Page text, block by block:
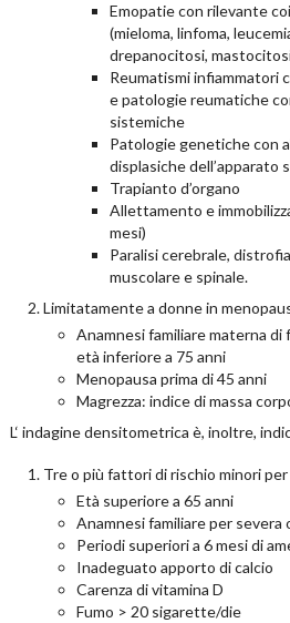
Emopatie con rilevante
(mieloma, linfoma,
drepanocitosi,
Reumatismi infiammatori
e patologie reumatiche
sistemiche
Patologie genetiche con
displasiche dell’apparato
Trapianto d’organo
Allettamento e
mesi)
Paralisi cerebrale,
muscolare e spinale.
Limitatamente a donne in
Anamnesi familiare materna
età inferiore a 75 anni
Menopausa prima di 45 anni
Magrezza: indice di massa
L‘ indagine densitometrica è, inoltre,
Tre o più fattori di rischio minori
Età superiore a 65 anni
Anamnesi familiare per
Periodi superiori a 6 mesi di
Inadeguato apporto di calcio
Carenza di vitamina D
Fumo > 20 sigarette/die